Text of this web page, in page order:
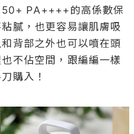
PA++++的高係數保
膩，也更容易讓肌膚吸
背部之外也可以噴在頭
不佔空間，跟編編一樣
購入！